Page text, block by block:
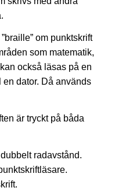
om punktskrift
som matematik,
också läsas på en
dator. Då används
är tryckt på båda
radavstånd.